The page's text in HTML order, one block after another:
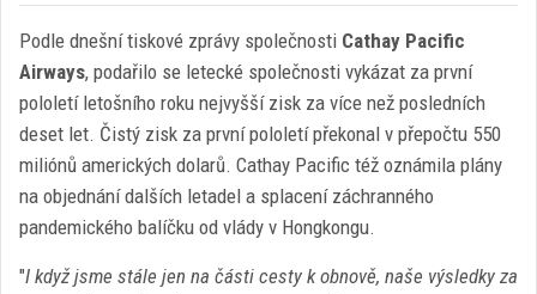
Podle dnešní tiskové zprávy společnosti Cathay Pacific
Airways, podařilo se letecké společnosti vykázat za první
pololetí letošního roku nejvyšší zisk za více než posledních
deset let. Čistý zisk za první pololetí překonal v přepočtu 550
miliónů amerických dolarů. Cathay Pacific též oznámila plány
na objednání dalších letadel a splacení záchranného
pandemického balíčku od vlády v Hongkongu.
"I když jsme stále jen na části cesty k obnově, naše výsledky za